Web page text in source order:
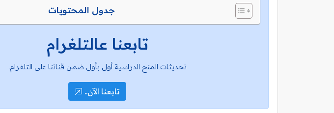
جدول المحتويات
تابعنا عالتلغرام
تحديثات المنح الدراسية أول بأول ضمن قناتنا على التلغرام.
تابعنا الآن..